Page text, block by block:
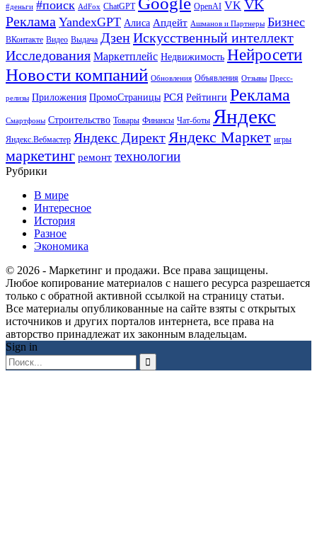
#деньги #поиск AdFox ChatGPT OpenAI VK VK
Реклама YandexGPT Алиса Апдейт Ашманов и Партнеры Бизнес
ВКонтакте Видео Выдача ДзенИскусственный интеллект
Исследования Маркетплейс Недвижимость Нейросети
Новости компаний Обновления Объявления Отзывы Пресс-
релизы Приложения ПромоСтраницы РСЯ Рейтинги Реклама
Смартфоны Строительство Товары Финансы Чат-боты Яндекс
Яндекс.Вебмастер Яндекс Директ Яндекс Маркет игры
маркетинг ремонт технологии
Рубрики
В мире
Интересное
История
Разное
Экономика
© 2026 - Маркетинг и продажи. Все права защищены.
Любое копирование материалов с нашего ресурса разрешается
только с обратной активной ссылкой на страницу статьи.
Все материалы опубликованные на сайте взяты с открытых
источников и других порталов интернета, все права на
авторство принадлежат их законным владельцам.
Sign in